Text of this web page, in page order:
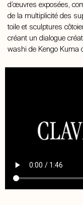
d’œuvres exposées,
de la multiplicité des
toile et sculptures
créant un dialogue
washi de Kengo Kuma